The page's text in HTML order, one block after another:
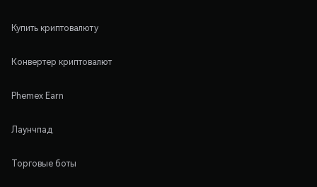
Купить криптовалюту
Конвертер криптовалют
Phemex Earn
Лаунчпад
Торговые боты